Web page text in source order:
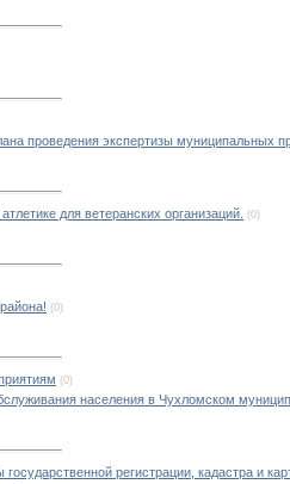
проведения экспертизы муниципальных
для ветеранских организаций. (0)
(0)
(0)
населения в Чухломском
регистрации, кадастра и